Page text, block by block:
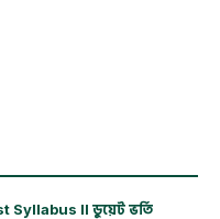
Syllabus ll ডুয়েট ভর্তি